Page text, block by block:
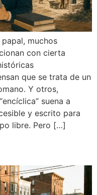
muchos
con cierta
que se trata de un
Y otros,
suena a
y escrito para
libre. Pero […]